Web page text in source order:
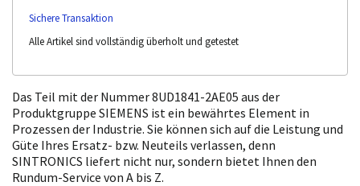
Sichere Transaktion
Alle Artikel sind vollständig überholt und getestet
Das Teil mit der Nummer 8UD1841-2AE05 aus der
Produktgruppe SIEMENS ist ein bewährtes Element in
Prozessen der Industrie. Sie können sich auf die Leistung und
Güte Ihres Ersatz- bzw. Neuteils verlassen, denn
SINTRONICS liefert nicht nur, sondern bietet Ihnen den
Rundum-Service von A bis Z.